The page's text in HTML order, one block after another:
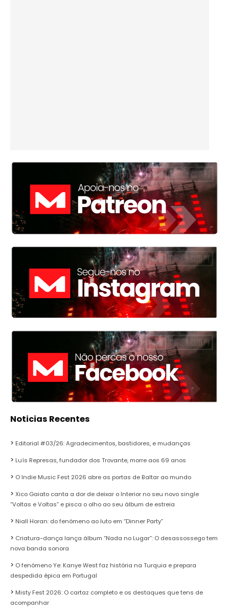
Noticias Recentes
Editorial #03/26: Agradecimentos, bastidores, e mudanças
Luís Represas, fundador dos Trovante, morre aos 69 anos
O Indie Music Fest 2026 abre as portas de Baltar ao mundo
Xico Gaiato canta a dor de deixar o Interior no seu novo single
“Voltas e Voltas” e pisca o olho ao seu álbum de estreia
Niall Horan: do fenómeno ao luto em “Dinner Party”
Criatura-dança lança álbum “Nada no Lugar”: O desassossego tem
nova banda sonora
O fenómeno Ye: Kanye West faz história na Turquia e prepara
despedida épica em Portugal
Misty Fest 2026: O cartaz completo e os destaques que tens de
acompanhar